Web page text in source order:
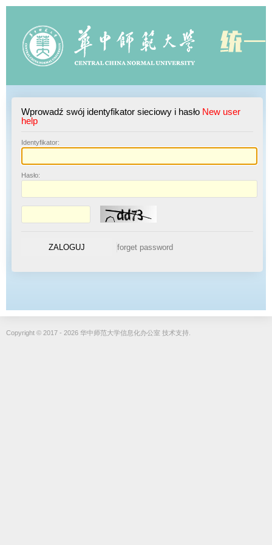
Wprowadź swój identyfikator sieciowy i hasło New user
help
Identyfikator:
Hasło:
Copyright © 2017 - 2026 华中师范大学信息化办公室 技术支持.